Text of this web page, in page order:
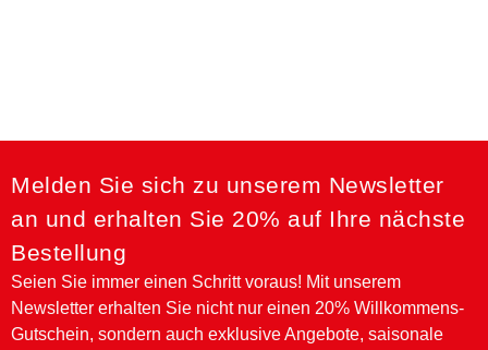
Melden Sie sich zu unserem Newsletter
an und erhalten Sie 20% auf Ihre nächste
Bestellung
Seien Sie immer einen Schritt voraus! Mit unserem
Newsletter erhalten Sie nicht nur einen 20% Willkommens-
Gutschein, sondern auch exklusive Angebote, saisonale